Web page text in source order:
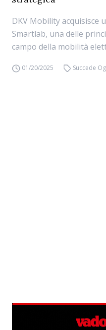
DKV Mobility acquisisce
Smartlab, una delle
campo della mobilità
01/20/2025 Succede